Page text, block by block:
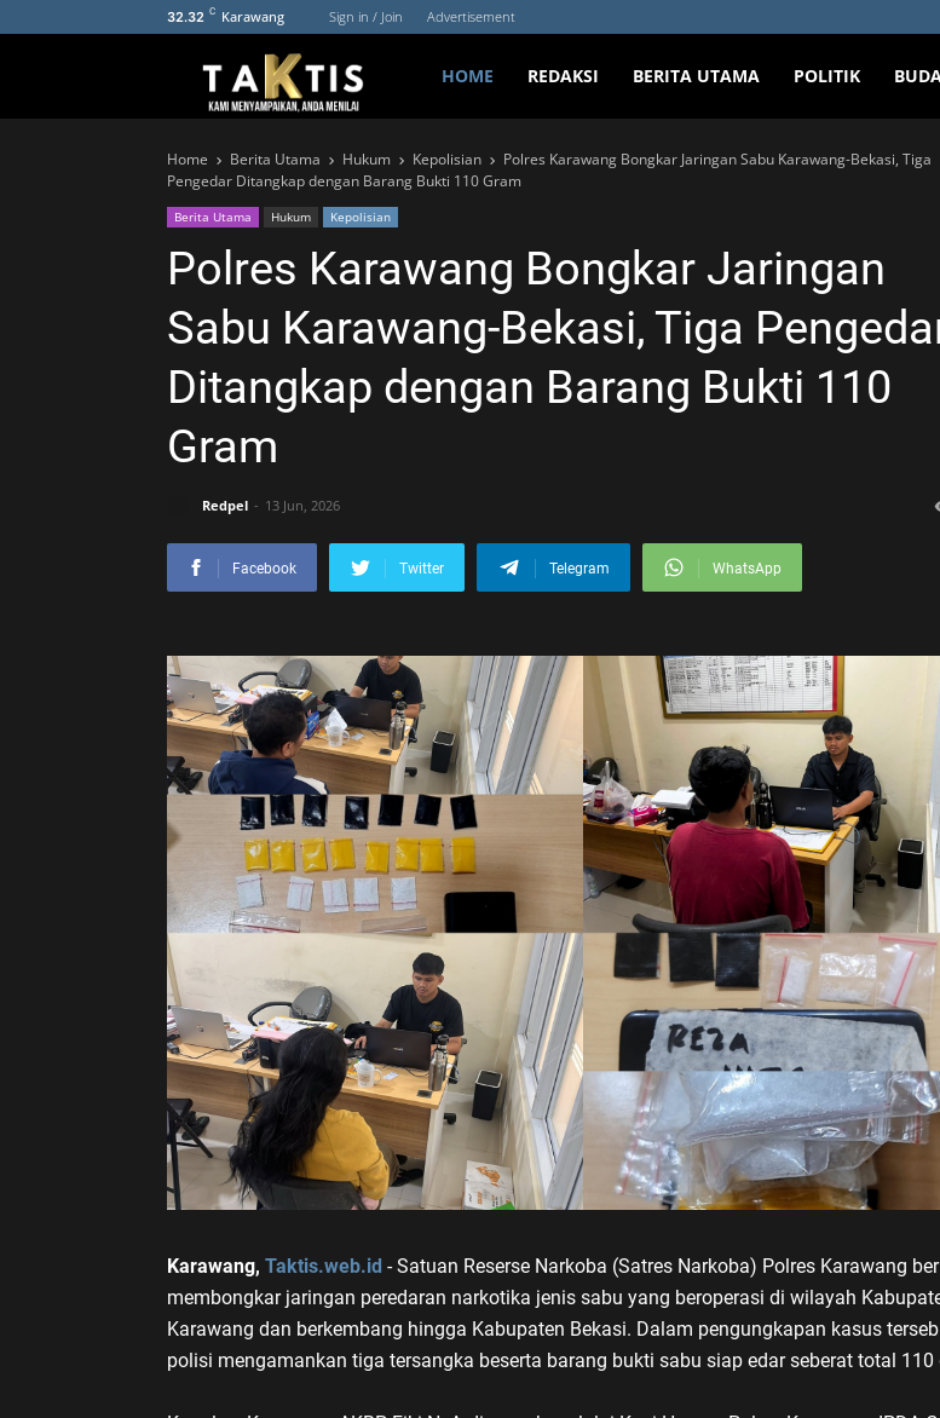
32.32 C Karawang Sign in / Join Advertisement
HOME REDAKSI BERITA UTAMA POLITIK
Home Berita Utama Hukum Kepolisian
Polres Karawang Bongkar Jaringan Sabu Karawang-Bekasi, Tiga
Pengedar Ditangkap dengan Barang Bukti 110 Gram
Berita Utama Hukum Kepolisian
Polres Karawang Bongkar Jaringan
Sabu Karawang-Bekasi, Tiga
Ditangkap dengan Barang Bukti 110
Gram
Redpel 13 Jun, 2026
Facebook Twitter Telegram WhatsApp
Karawang, Taktis.web.id - Satuan Reserse Narkoba (Satres Narkoba) Polres Karawang
membongkar jaringan peredaran narkotika jenis sabu yang beroperasi di wilayah
Karawang dan berkembang hingga Kabupaten Bekasi. Dalam pengungkapan kasus
polisi mengamankan tiga tersangka beserta barang bukti sabu siap edar seberat total 110